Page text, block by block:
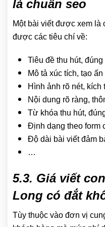
là chuẩn seo
Một bài viết được xem là
được các tiêu chí về:
Tiêu đề thu hút, đúng
Mô tả xúc tích, tạo
Hình ảnh rõ nét, kích
Nội dung rõ ràng,
Từ khóa thu hút,
Định dạng theo form
Độ dài bài viết đảm
…
5.3. Giá viết
Long có đắt
Tùy thuộc vào đơn vị